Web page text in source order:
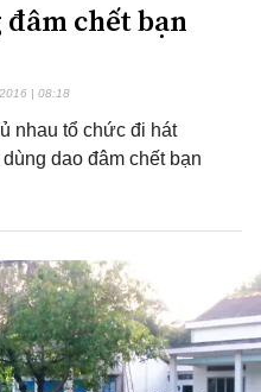
chết bạn
| 08:18
nhau tổ chức đi hát
dao đâm chết bạn